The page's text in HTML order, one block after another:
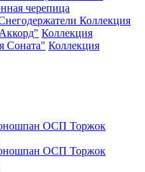
черепица
Коллекция
Коллекция
Соната" Коллекция
ОСП Торжок
ОСП Торжок